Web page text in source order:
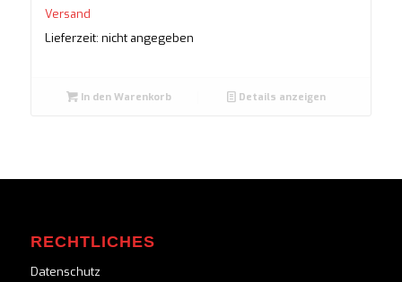
Versand
Lieferzeit: nicht angegeben
In den Warenkorb Details anzeigen
RECHTLICHES
Datenschutz